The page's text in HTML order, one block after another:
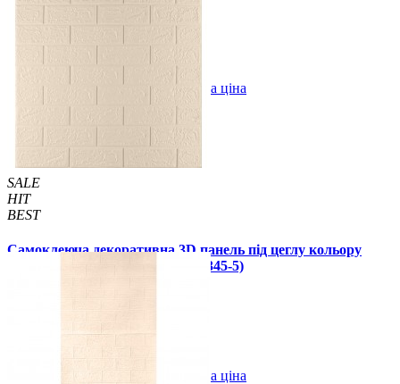
89 грн. /шт 140 грн.
Купити В закладки Оптова ціна
SALE
HIT
BEST
Самоклеюча декоративна 3D панель під цеглу кольору
слонової кістки 700x770x5 мм (345-5)
Оптова ціна